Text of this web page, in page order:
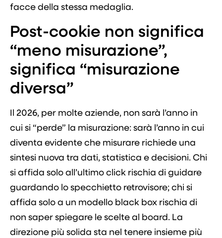
facce della stessa medaglia.
Post-cookie non significa
“meno misurazione”,
significa “misurazione
diversa”
Il 2026, per molte aziende, non sarà l’anno in
cui si “perde” la misurazione: sarà l’anno in cui
diventa evidente che misurare richiede una
sintesi nuova tra dati, statistica e decisioni. Chi
si affida solo all’ultimo click rischia di guidare
guardando lo specchietto retrovisore; chi si
affida solo a un modello black box rischia di
non saper spiegare le scelte al board. La
direzione più solida sta nel tenere insieme più